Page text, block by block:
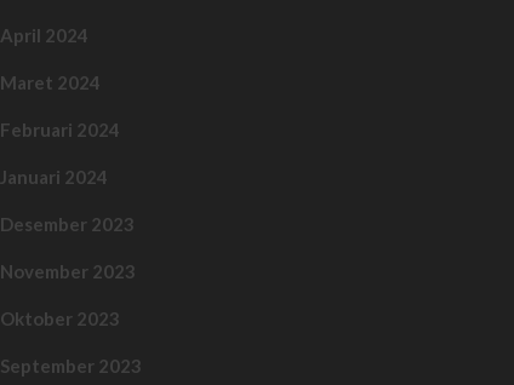
April 2024
Maret 2024
Februari 2024
Januari 2024
Desember 2023
November 2023
Oktober 2023
September 2023